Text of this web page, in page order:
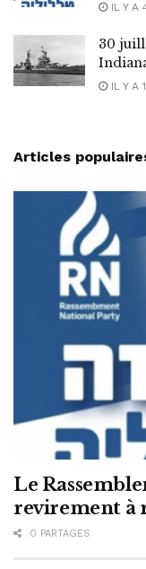
IL Y A
30
IL Y A
Articles
Le
revirement à
0 PARTAGES